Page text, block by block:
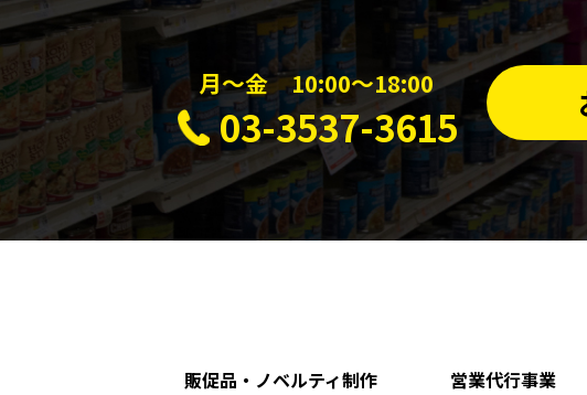
月〜金 10:00〜18:00
03-3537-3615
販促品・ノベルティ制作 営業代行事業